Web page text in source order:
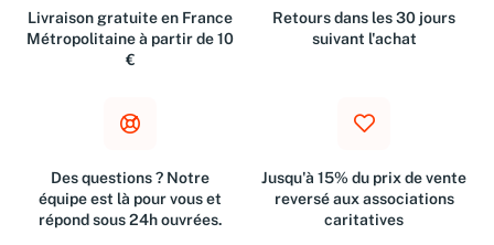
Livraison gratuite en France
Métropolitaine à partir de 10
€
Retours dans les 30 jours
suivant l'achat
Des questions ? Notre
équipe est là pour vous et
répond sous 24h ouvrées.
Jusqu'à 15% du prix de vente
reversé aux associations
caritatives